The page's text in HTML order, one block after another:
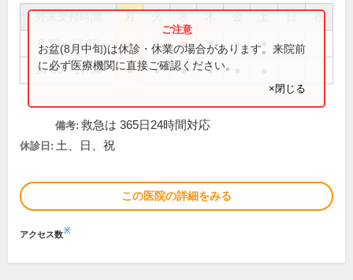
祝
8:30～13:00 ● ● ● ● ●
14:00～17:30 ● ● ● ●
お盆(8月中旬)は休診・休業の場合があります。来院前
に必ず医療機関に直接ご確認ください。
×閉じる
備考: 救急は 365日24時間対応
休診日: 土、日、祝
この医院の詳細をみる
アクセス数※